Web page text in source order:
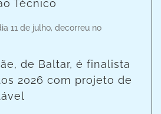
Técnico
11 de julho, decorreu no
de Baltar, é finalista
2026 com projeto de